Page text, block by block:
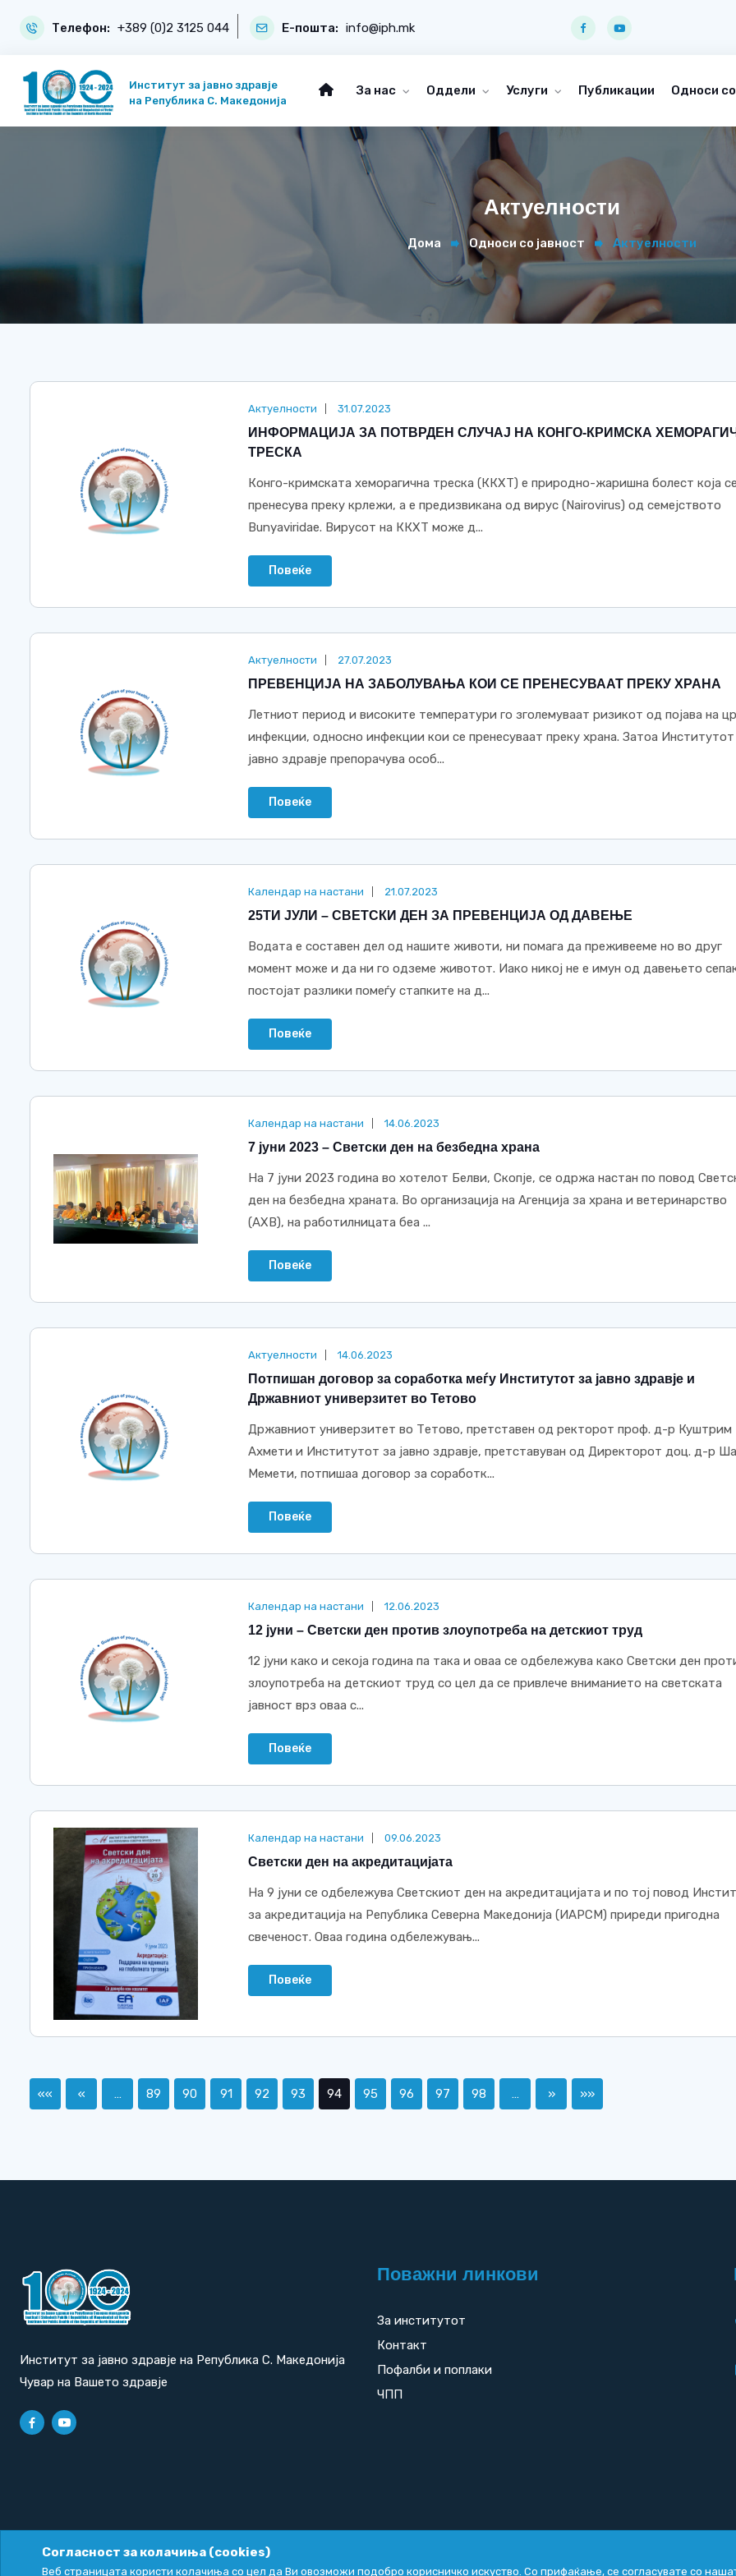
Телефон: +389 (0)2 3125 044 Е-пошта: info@iph.mk
Институт за јавно здравје
на Република С. Македонија
За нас Оддели Услуги Публикации Односи
Актуелности
Дома Односи со јавност Актуелности
Актуелности 31.07.2023
ИНФОРМАЦИЈА ЗА ПОТВРДЕН СЛУЧАЈ НА КОНГО-КРИМСКА
ТРЕСКА
Конго-кримската хеморагична треска (ККХТ) е природно-жаришна болест која
пренесува преку крлежи, а е предизвикана од вирус (Nairovirus) од семејството
Bunyaviridae. Вирусот на ККХТ може д...
Повеќе
Актуелности 27.07.2023
ПРЕВЕНЦИЈА НА ЗАБОЛУВАЊА КОИ СЕ ПРЕНЕСУВААТ ПРЕКУ ХРАНА
Летниот период и високите температури го зголемуваат ризикот од појава на
инфекции, односно инфекции кои се пренесуваат преку храна. Затоа Институтот
јавно здравје препорачува особ...
Повеќе
Календар на настани 21.07.2023
25ТИ ЈУЛИ – СВЕТСКИ ДЕН ЗА ПРЕВЕНЦИЈА ОД ДАВЕЊЕ
Водата е составен дел од нашите животи, ни помага да преживееме но во друг
момент може и да ни го одземе животот. Иако никој не е имун од давењето
постојат разлики помеѓу стапките на д...
Повеќе
Календар на настани 14.06.2023
7 јуни 2023 – Светски ден на безбедна храна
На 7 јуни 2023 година во хотелот Белви, Скопје, се одржа настан по повод
ден на безбедна храната. Во организација на Агенција за храна и ветеринарство
(АХВ), на работилницата беа ...
Повеќе
Актуелности 14.06.2023
Потпишан договор за соработка меѓу Институтот за јавно здравје и
Државниот универзитет во Тетово
Државниот универзитет во Тетово, претставен од ректорот проф. д-р Куштрим
Ахмети и Институтот за јавно здравје, претставуван од Директорот доц. д-р
Мемети, потпишаa договор за соработк...
Повеќе
Календар на настани 12.06.2023
12 јуни – Светски ден против злоупотреба на детскиот труд
12 јуни како и секоја година па така и оваа се одбележува како Светски ден
злоупотреба на детскиот труд со цел да се привлече вниманието на светската
јавност врз оваа с...
Повеќе
Календар на настани 09.06.2023
Светски ден на акредитацијата
На 9 јуни се одбележува Светскиот ден на акредитацијата и по тој повод
за акредитација на Република Северна Македонија (ИАРСМ) приреди пригодна
свеченост. Оваа година одбележувањ...
Повеќе
«« « … 89 90 91 92 93 94 95 96 97 98 … » »»
Институт за јавно здравје на Република С. Македонија
Чувар на Вашето здравје
Поважни линкови
За институтот
Контакт
Пофалби и поплаки
ЧПП
Политика за приватност | Политика за колачиња Copyright 2026. All rights reserved byUNET.
Согласност за колачиња (cookies)
Веб страницата користи колачиња со цел да Ви овозможи подобро корисничко искуство. Со прифаќање, се согласувате со